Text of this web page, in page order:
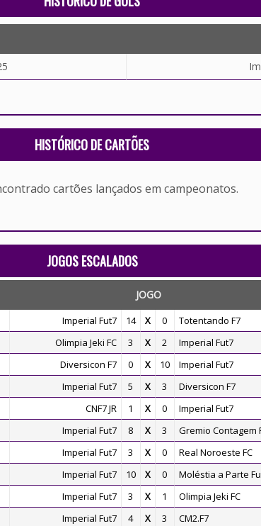
HISTÓRICO DE CARTÕES
cartões lançados em campeonatos.
JOGOS ESCALADOS
JOGO
Imperial Fut7 14 X 0 Totentando F7
Olimpia Jeki FC 3 X 2 Imperial Fut7
Diversicon F7 0 X 10 Imperial Fut7
Imperial Fut7 5 X 3 Diversicon F7
CNF7 JR 1 X 0 Imperial Fut7
Imperial Fut7 8 X 3 Gremio Contagem
Imperial Fut7 3 X 0 Real Noroeste FC
Imperial Fut7 10 X 0 Moléstia a Parte
Imperial Fut7 3 X 1 Olimpia Jeki FC
Imperial Fut7 4 X 3 CM2.F7